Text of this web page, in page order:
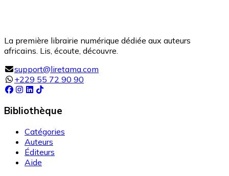
La première librairie numérique dédiée aux auteurs
africains. Lis, écoute, découvre.
support@liretama.com
+229 55 72 90 90
Bibliothèque
Catégories
Auteurs
Éditeurs
Aide